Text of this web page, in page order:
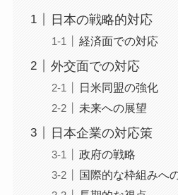
日本の戦略的対応
経済面での対応
外交面での対応
日米同盟の強化
未来への展望
日本企業の対応策
政府の戦略
国際的な枠組みへ